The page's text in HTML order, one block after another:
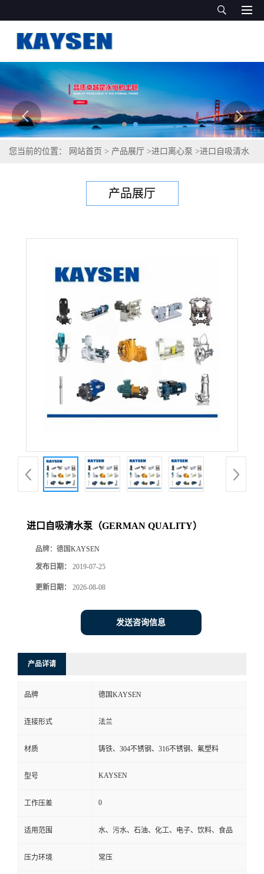
您当前的位置： 网站首页 > 产品展厅 >进口离心泵 >进口自吸清水
产品展厅
进口自吸清水泵（GERMAN QUALITY）
品牌： 德国KAYSEN
发布日期： 2019-07-25
更新日期： 2026-08-08
发送咨询信息
产品详请
品牌 德国KAYSEN
连接形式 法兰
材质 铸铁、304不锈钢、316不锈钢、氟塑料
型号 KAYSEN
工作压差 0
适用范围 水、污水、石油、化工、电子、饮料、食品
压力环境 常压